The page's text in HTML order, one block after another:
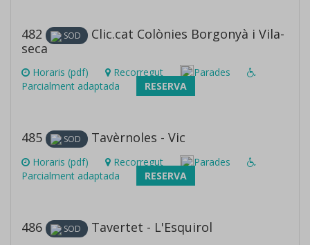
482 SOD
Clic.cat Colònies Borgonyà i Vila-
seca
Horaris (pdf) Recorregut
Parades
Parcialment adaptada
RESERVA
485 SOD Tavèrnoles - Vic
Horaris (pdf) Recorregut
Parades
Parcialment adaptada
RESERVA
486 SOD Tavertet - L'Esquirol